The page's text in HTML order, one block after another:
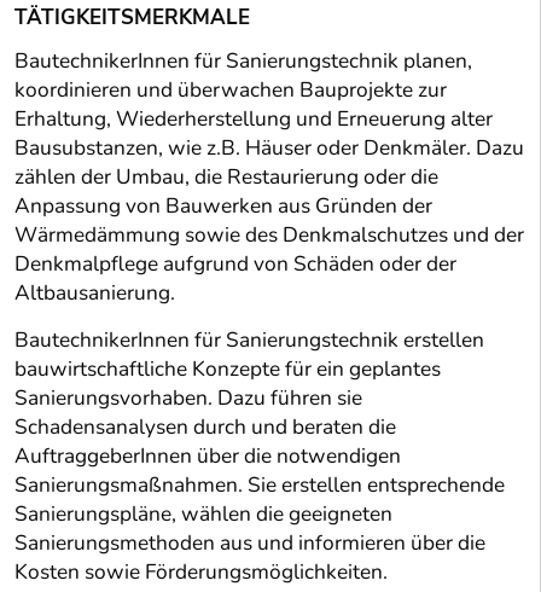
TÄTIGKEITSMERKMALE
BautechnikerInnen für Sanierungstechnik planen,
koordinieren und überwachen Bauprojekte zur
Erhaltung, Wiederherstellung und Erneuerung alter
Bausubstanzen, wie z.B. Häuser oder Denkmäler. Dazu
zählen der Umbau, die Restaurierung oder die
Anpassung von Bauwerken aus Gründen der
Wärmedämmung sowie des Denkmalschutzes und der
Denkmalpflege aufgrund von Schäden oder der
Altbausanierung.
BautechnikerInnen für Sanierungstechnik erstellen
bauwirtschaftliche Konzepte für ein geplantes
Sanierungsvorhaben. Dazu führen sie
Schadensanalysen durch und beraten die
AuftraggeberInnen über die notwendigen
Sanierungsmaßnahmen. Sie erstellen entsprechende
Sanierungspläne, wählen die geeigneten
Sanierungsmethoden aus und informieren über die
Kosten sowie Förderungsmöglichkeiten.